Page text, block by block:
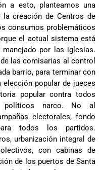
a esto, planteamos una
la creación de Centros de
consumos problemáticos
el actual sistema está
por las iglesias.
las comisarías al control
barrio, para terminar con
elección popular de jueces
popular contra todos
narco. No al
electorales, fondo
todos los partidos.
urbanización integral de
con cabinas de
de los puertos de Santa